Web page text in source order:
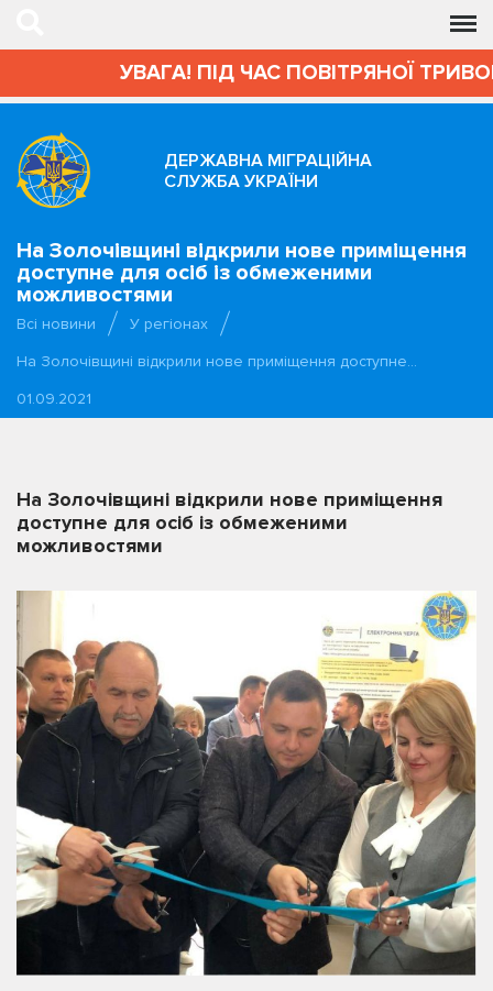
УВАГА! ПІД ЧАС ПОВІТРЯНОЇ ТРИВОГИ
ДЕРЖАВНА МІГРАЦІЙНА
СЛУЖБА УКРАЇНИ
На Золочівщині відкрили нове приміщення
доступне для осіб із обмеженими
можливостями
Всі новини
У регіонах
На Золочівщині відкрили нове приміщення доступне…
01.09.2021
На Золочівщині відкрили нове приміщення
доступне для осіб із обмеженими
можливостями